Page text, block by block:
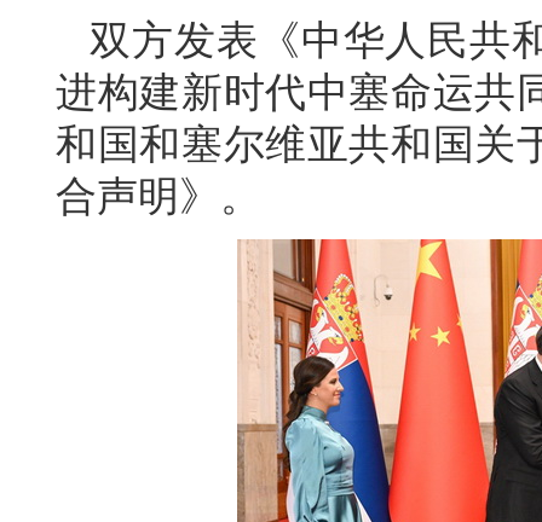
双方发表《中华人民共
进构建新时代中塞命运共
和国和塞尔维亚共和国关
合声明》。